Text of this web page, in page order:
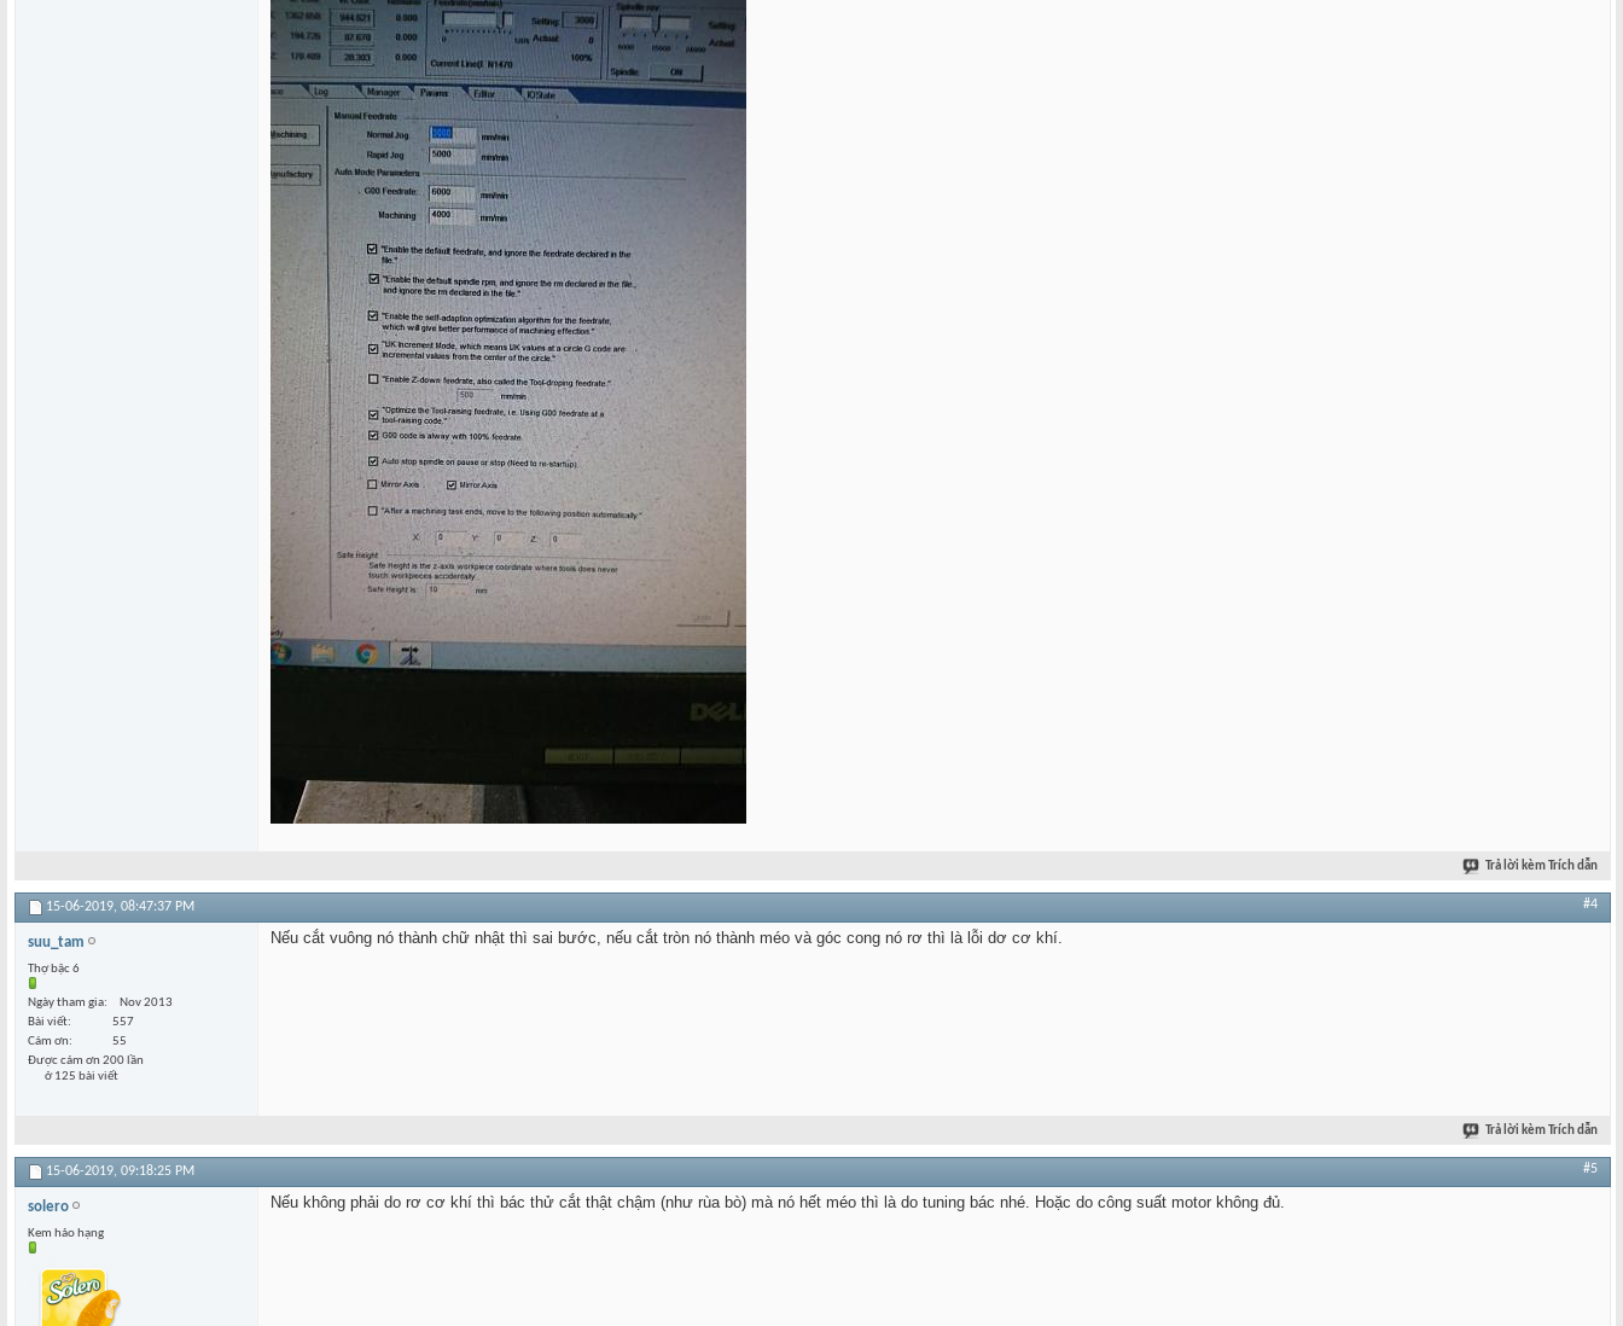
Trả lời kèm Trích dẫn
15-06-2019, 08:47:37 PM #4
suu_tam
Thợ bậc 6
Ngày tham gia
Nov 2013
Bài viết
557
Cám ơn
55
Được cám ơn 200 lần
ở 125 bài viết
Nếu cắt vuông nó thành chữ nhật thì sai bước, nếu cắt tròn nó thành méo và góc cong nó rơ thì là lỗi dơ cơ khí.
Trả lời kèm Trích dẫn
15-06-2019, 09:18:25 PM #5
solero
Kem hảo hạng
Nếu không phải do rơ cơ khí thì bác thử cắt thật chậm (như rùa bò) mà nó hết méo thì là do tuning bác nhé. Hoặc do công suất motor không đủ.